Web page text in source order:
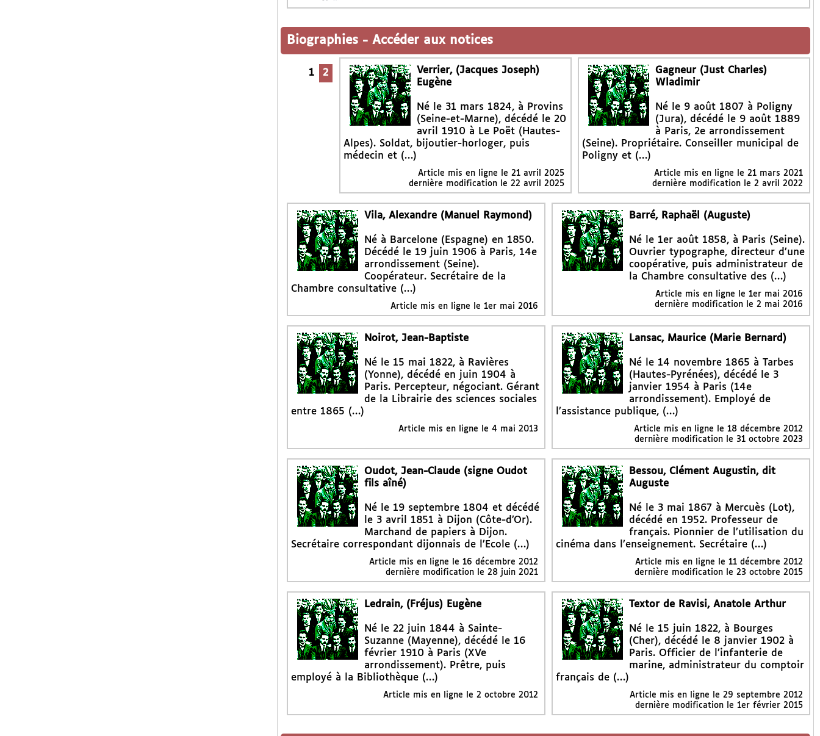
Biographies - Accéder aux notices
1 2
Verrier, (Jacques Joseph)
Eugène
Né le 31 mars 1824, à Provins
(Seine-et-Marne), décédé le 20
avril 1910 à Le Poët (Hautes-
Alpes). Soldat, bijoutier-horloger, puis
médecin et (…)
Article mis en ligne le 21 avril 2025
dernière modification le 22 avril 2025
Gagneur (Just Charles)
Wladimir
Né le 9 août 1807 à Poligny
(Jura), décédé le 9 août 1889
à Paris, 2e arrondissement
(Seine). Propriétaire. Conseiller municipal de
Poligny et (…)
Article mis en ligne le21 mars 2021
dernière modification le 2 avril 2022
Vila, Alexandre (Manuel Raymond)
Né à Barcelone (Espagne) en 1850.
Décédé le 19 juin 1906 à Paris, 14e
arrondissement (Seine).
Coopérateur. Secrétaire de la
Chambre consultative (…)
Article mis en ligne le 1er mai 2016
Barré, Raphaël (Auguste)
Né le 1er août 1858, à Paris (Seine).
Ouvrier typographe, directeur d’une
coopérative, puis administrateur de
la Chambre consultative des (…)
Article mis en ligne le1er mai 2016
dernière modification le 2 mai 2016
Noirot, Jean-Baptiste
Né le 15 mai 1822, à Ravières
(Yonne), décédé en juin 1904 à
Paris. Percepteur, négociant. Gérant
de la Librairie des sciences sociales
entre 1865 (…)
Article mis en ligne le 4 mai 2013
Lansac, Maurice (Marie Bernard)
Né le 14 novembre 1865 à Tarbes
(Hautes-Pyrénées), décédé le 3
janvier 1954 à Paris (14e
arrondissement). Employé de
l’assistance publique, (…)
Article mis en ligne le18 décembre 2012
dernière modification le 31 octobre 2023
Oudot, Jean-Claude (signe Oudot
fils aîné)
Né le 19 septembre 1804 et décédé
le 3 avril 1851 à Dijon (Côte-d’Or).
Marchand de papiers à Dijon.
Secrétaire correspondant dijonnais de l’Ecole (…)
Article mis en ligne le 16 décembre 2012
dernière modification le 28 juin 2021
Bessou, Clément Augustin, dit
Auguste
Né le 3 mai 1867 à Mercuès (Lot),
décédé en 1952. Professeur de
français. Pionnier de l’utilisation du
cinéma dans l’enseignement. Secrétaire (…)
Article mis en ligne le11 décembre 2012
dernière modification le 23 octobre 2015
Ledrain, (Fréjus) Eugène
Né le 22 juin 1844 à Sainte-
Suzanne (Mayenne), décédé le 16
février 1910 à Paris (XVe
arrondissement). Prêtre, puis
employé à la Bibliothèque (…)
Article mis en ligne le 2 octobre 2012
Textor de Ravisi, Anatole Arthur
Né le 15 juin 1822, à Bourges
(Cher), décédé le 8 janvier 1902 à
Paris. Officier de l’infanterie de
marine, administrateur du comptoir
français de (…)
Article mis en ligne le29 septembre 2012
dernière modification le 1er février 2015